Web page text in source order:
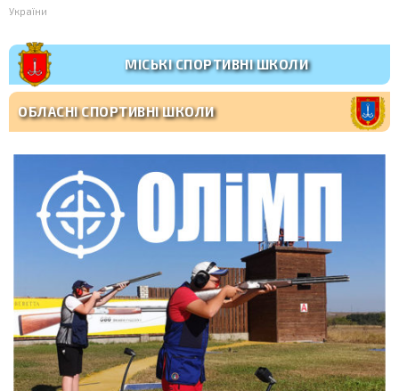
України
МІСЬКІ СПОРТИВНІ ШКОЛИ
ОБЛАСНІ СПОРТИВНІ ШКОЛИ